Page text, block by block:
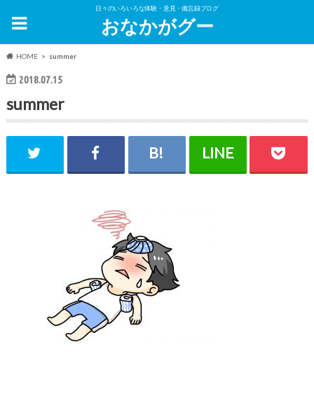
日々のいろいろな体験・意見・備忘録ブログ
おなかがグー
HOME summer
2018.07.15
summer